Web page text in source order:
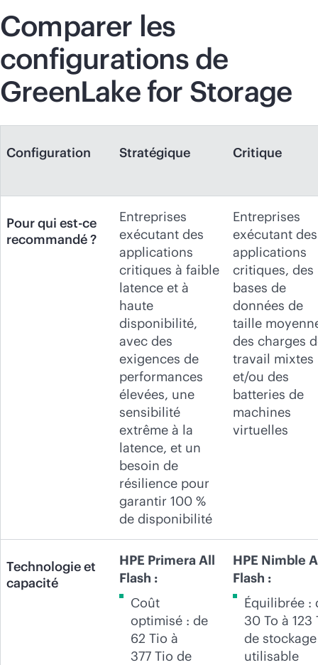
Comparer les
configurations de
GreenLake for Storage
Configuration Stratégique Critique
Pour qui est-ce
recommandé ?
Entreprises
exécutant des
applications
critiques à faible
latence et à
haute
disponibilité,
avec des
exigences de
performances
élevées, une
sensibilité
extrême à la
latence, et un
besoin de
résilience pour
garantir 100 %
de disponibilité
Entreprises
exécutant des
applications
critiques, des
bases de
données de
taille
des charges
travail mixtes
et/ou des
batteries de
machines
virtuelles
Technologie et
capacité
HPE Primera All
Flash :
Coût
optimisé : de
62 Tio à
377 Tio de
HPE Nimble
Flash :
Équilibrée :
30 To à 123
de stockage
utilisable